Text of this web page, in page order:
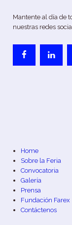
Mantente al día de
nuestras redes
Home
Sobre la Feria
Convocatoria
Galería
Prensa
Fundación Farex
Contáctenos